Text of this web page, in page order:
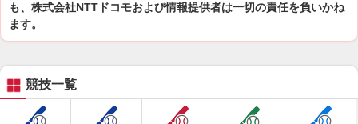
も、株式会社NTTドコモおよび情報提供者は一切の責任を負いかね
ます。
競技一覧